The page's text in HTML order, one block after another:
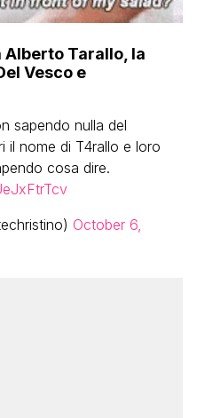
Tarallo, la
Vesco e
sapendo nulla del
il nome di T4rallo e loro
cosa dire.
October 6,